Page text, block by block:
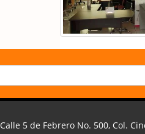
Calle 5 de Febrero No. 500, Col.